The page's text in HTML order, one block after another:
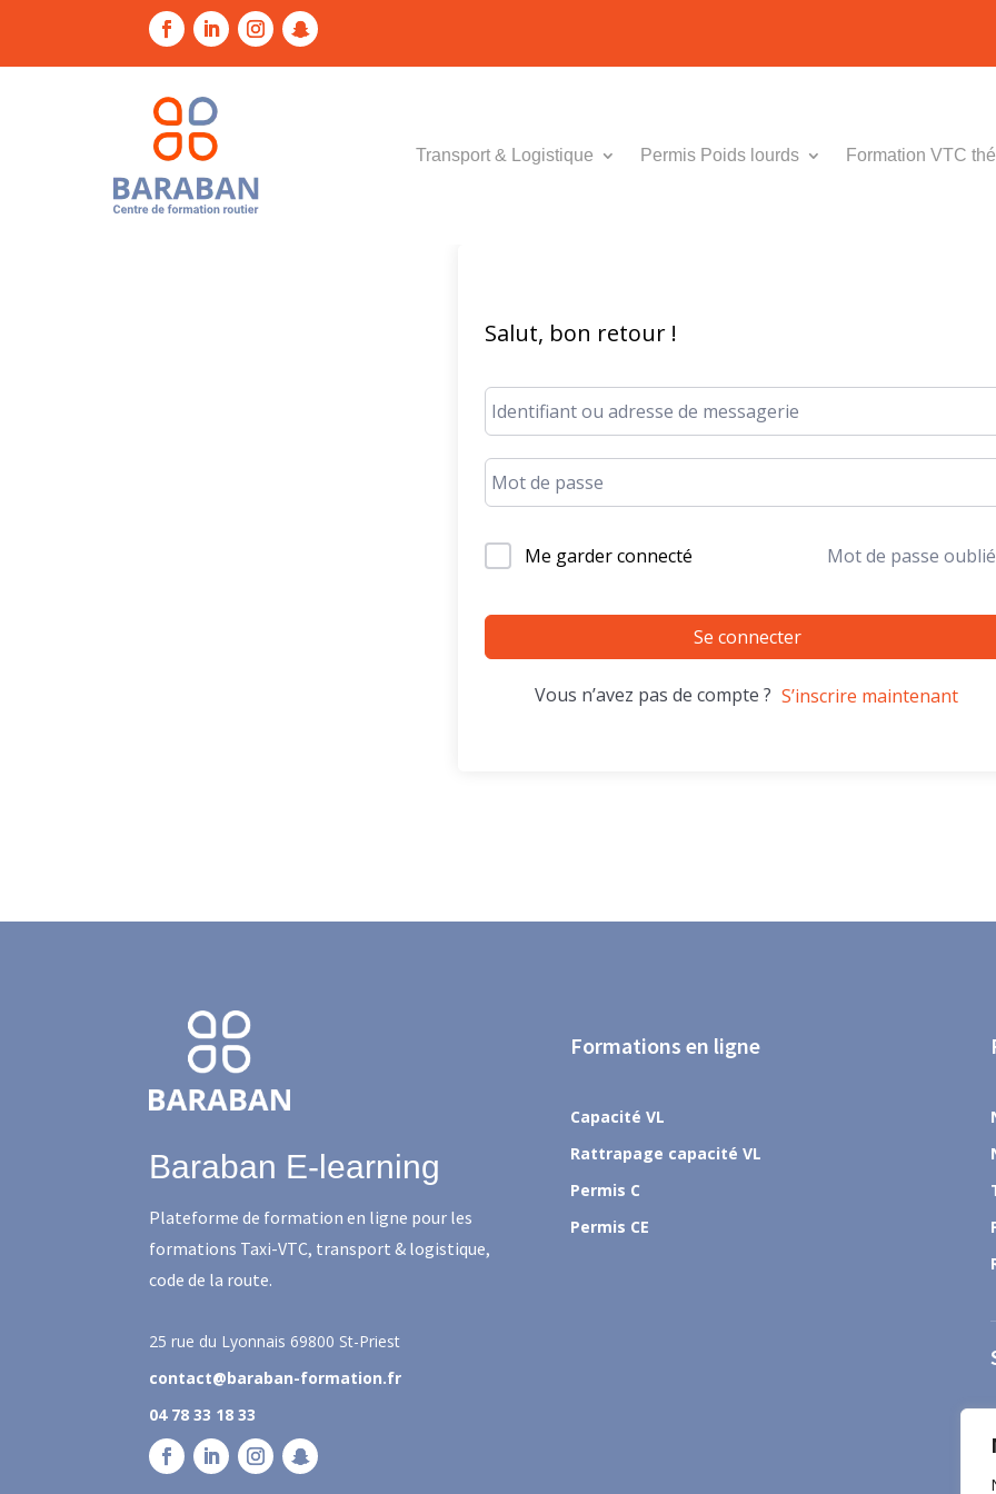
Transport & Logistique Permis Poids lourds Formation VTC
Salut, bon retour !
Me garder connecté Mot de passe
Se connecter
Vous n’avez pas de compte ? S’inscrire maintenant
Baraban E-learning
Plateforme de formation en ligne pour les
formations Taxi-VTC, transport & logistique,
code de la route.
25 rue du Lyonnais 69800 St-Priest
contact@baraban-formation.fr
04 78 33 18 33
Formations en ligne
Capacité VL
Rattrapage capacité VL
Permis C
Permis CE